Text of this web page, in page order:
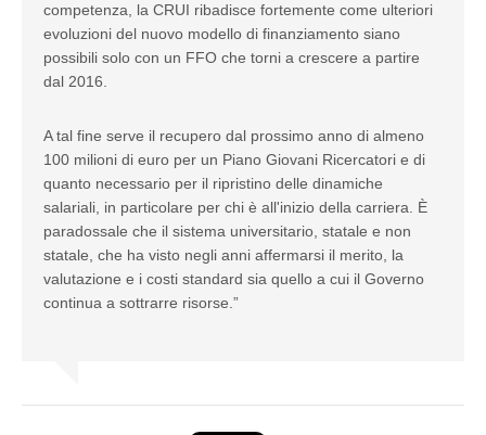
competenza, la CRUI ribadisce fortemente come ulteriori
evoluzioni del nuovo modello di finanziamento siano
possibili solo con un FFO che torni a crescere a partire
dal 2016.
A tal fine serve il recupero dal prossimo anno di almeno
100 milioni di euro per un Piano Giovani Ricercatori e di
quanto necessario per il ripristino delle dinamiche
salariali, in particolare per chi è all'inizio della carriera. È
paradossale che il sistema universitario, statale e non
statale, che ha visto negli anni affermarsi il merito, la
valutazione e i costi standard sia quello a cui il Governo
continua a sottrarre risorse.”